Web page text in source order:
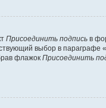
Присоединить подпись в
выбор в параграфе
флажок Присоединить